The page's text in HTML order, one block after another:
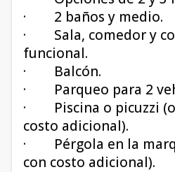
· 2 baños y medio.
· Sala, comedor y
funcional.
· Balcón.
· Parqueo para 2
· Piscina o picuzzi
costo adicional).
· Pérgola en la
con costo adicional).